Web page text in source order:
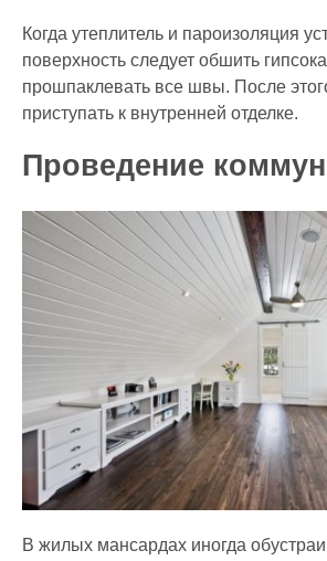
Когда утеплитель и пароизоляция
поверхность следует обшить
прошпаклевать все швы. После
приступать к внутренней отделке.
Проведение
В жилых мансардах иногда